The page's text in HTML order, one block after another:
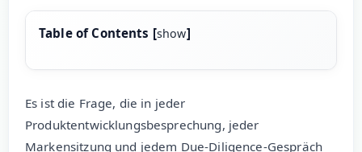
Table of Contents [show]
Es ist die Frage, die in jeder
Produktentwicklungsbesprechung, jeder
Markensitzung und jedem Due-Diligence-Gespräch